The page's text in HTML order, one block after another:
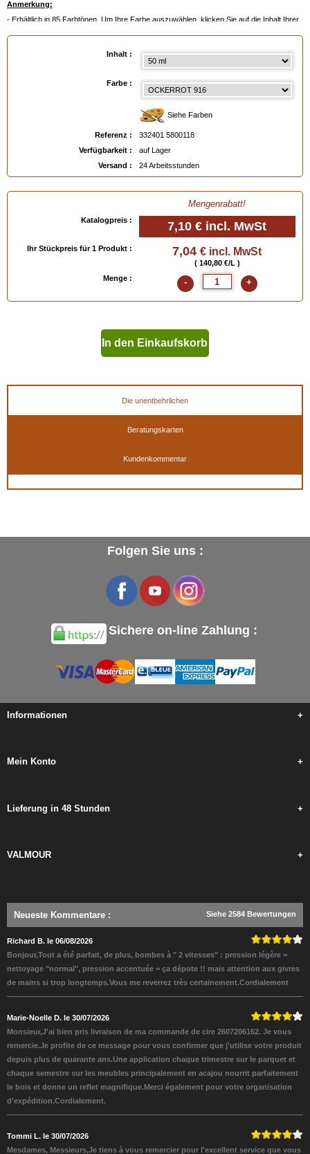
Anmerkung:
- Erhältlich in 85 Farbtönen. Um Ihre Farbe auszuwählen, klicken Sie auf die Inhalt Ihrer
Wahl und dann auf die Farbpalette
ein Farbmuster bestellen
: 50 ml, 500 ml, 500 ml auf Bestellung
Inhalt :
Farbe :
Siehe Farben
Referenz :
332401 5800118
Verfügbarkeit :
auf Lager
Versand :
24 Arbeitsstunden
Mengenrabatt!
Katalogpreis : 7,10 € incl. MwSt
Ihr Stückpreis für 1 Produkt : 7,04 € incl. MwSt
( 140,80 €/L )
Menge :
- +
In den Einkaufskorb
Die unentbehrlichen
Beratungskarten
Kundenkommentar
Folgen Sie uns :
Sichere on-line Zahlung :
Informationen +
Mein Konto +
Lieferung in 48 Stunden +
VALMOUR +
Neueste Kommentare : Siehe 2584 Bewertungen
Richard B. le 06/08/2026
Bonjour,Tout a été parfait, de plus, bombes à " 2 vitesses" : pression légère =
nettoyage "normal", pression accentuée = ça dépote !! mais attention aux givres
de mains si trop longtemps.Vous me reverrez très certainement.Cordialement
Marie-Noelle D. le 30/07/2026
Monsieur,J'ai bien pris livraison de ma commande de cire 2607206162. Je vous
remercie.Je profite de ce message pour vous confirmer que j'utilise votre produit
depuis plus de quarante ans.Une application chaque trimestre sur le parquet et
chaque semestre sur les meubles principalement en acajou nourrit parfaitement
le bois et donne un reflet magnifique.Merci également pour votre organisation
d'expédition.Cordialement.
Tommi L. le 30/07/2026
Mesdames, Messieurs,Je tiens à vous remercier pour l'excellent service que vous